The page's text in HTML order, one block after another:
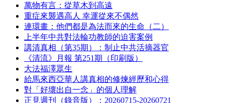
萬物有言：從草木到高遠
重症來襲遇高人 幸運從來不偶然
連環畫：他們都是為法而來的生命（二）
上半年中共對法輪功教師的迫害案例
講清真相（第35期）：制止中共活摘器官
《清流》月報 第251期（印刷版）
大法福澤眾生
給馬來西亞華人講真相的修煉經歷和心得
對「好壞出自一念」的個人理解
正見週刊（錄音版）：20260715-20260721